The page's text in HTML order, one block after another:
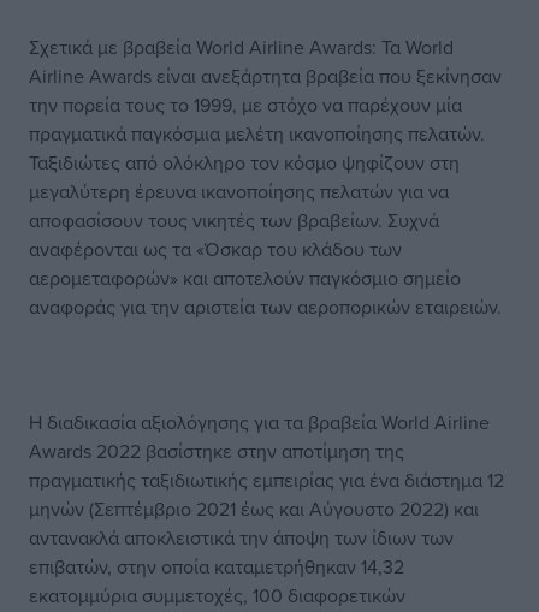
Σχετικά με βραβεία World Airline Awards: Τα World
Airline Awards είναι ανεξάρτητα βραβεία που ξεκίνησαν
την πορεία τους το 1999, με στόχο να παρέχουν μία
πραγματικά παγκόσμια μελέτη ικανοποίησης πελατών.
Ταξιδιώτες από ολόκληρο τον κόσμο ψηφίζουν στη
μεγαλύτερη έρευνα ικανοποίησης πελατών για να
αποφασίσουν τους νικητές των βραβείων. Συχνά
αναφέρονται ως τα «Όσκαρ του κλάδου των
αερομεταφορών» και αποτελούν παγκόσμιο σημείο
αναφοράς για την αριστεία των αεροπορικών εταιρειών.
Η διαδικασία αξιολόγησης για τα βραβεία World Airline
Awards 2022 βασίστηκε στην αποτίμηση της
πραγματικής ταξιδιωτικής εμπειρίας για ένα διάστημα 12
μηνών (Σεπτέμβριο 2021 έως και Αύγουστο 2022) και
αντανακλά αποκλειστικά την άποψη των ίδιων των
επιβατών, στην οποία καταμετρήθηκαν 14,32
εκατομμύρια συμμετοχές, 100 διαφορετικών